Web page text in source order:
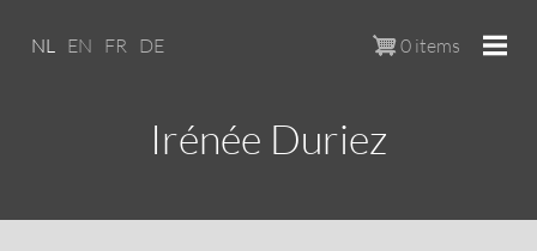
0 items
NL EN FR DE
Irénée Duriez